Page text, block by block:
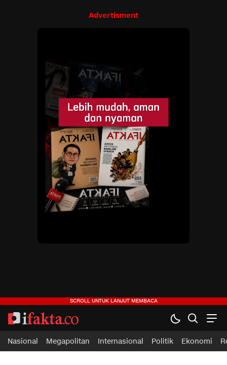
Advertisment
ifakta.co
#pastibenar
Nasional Megapolitan Internasional Politik Ekonomi